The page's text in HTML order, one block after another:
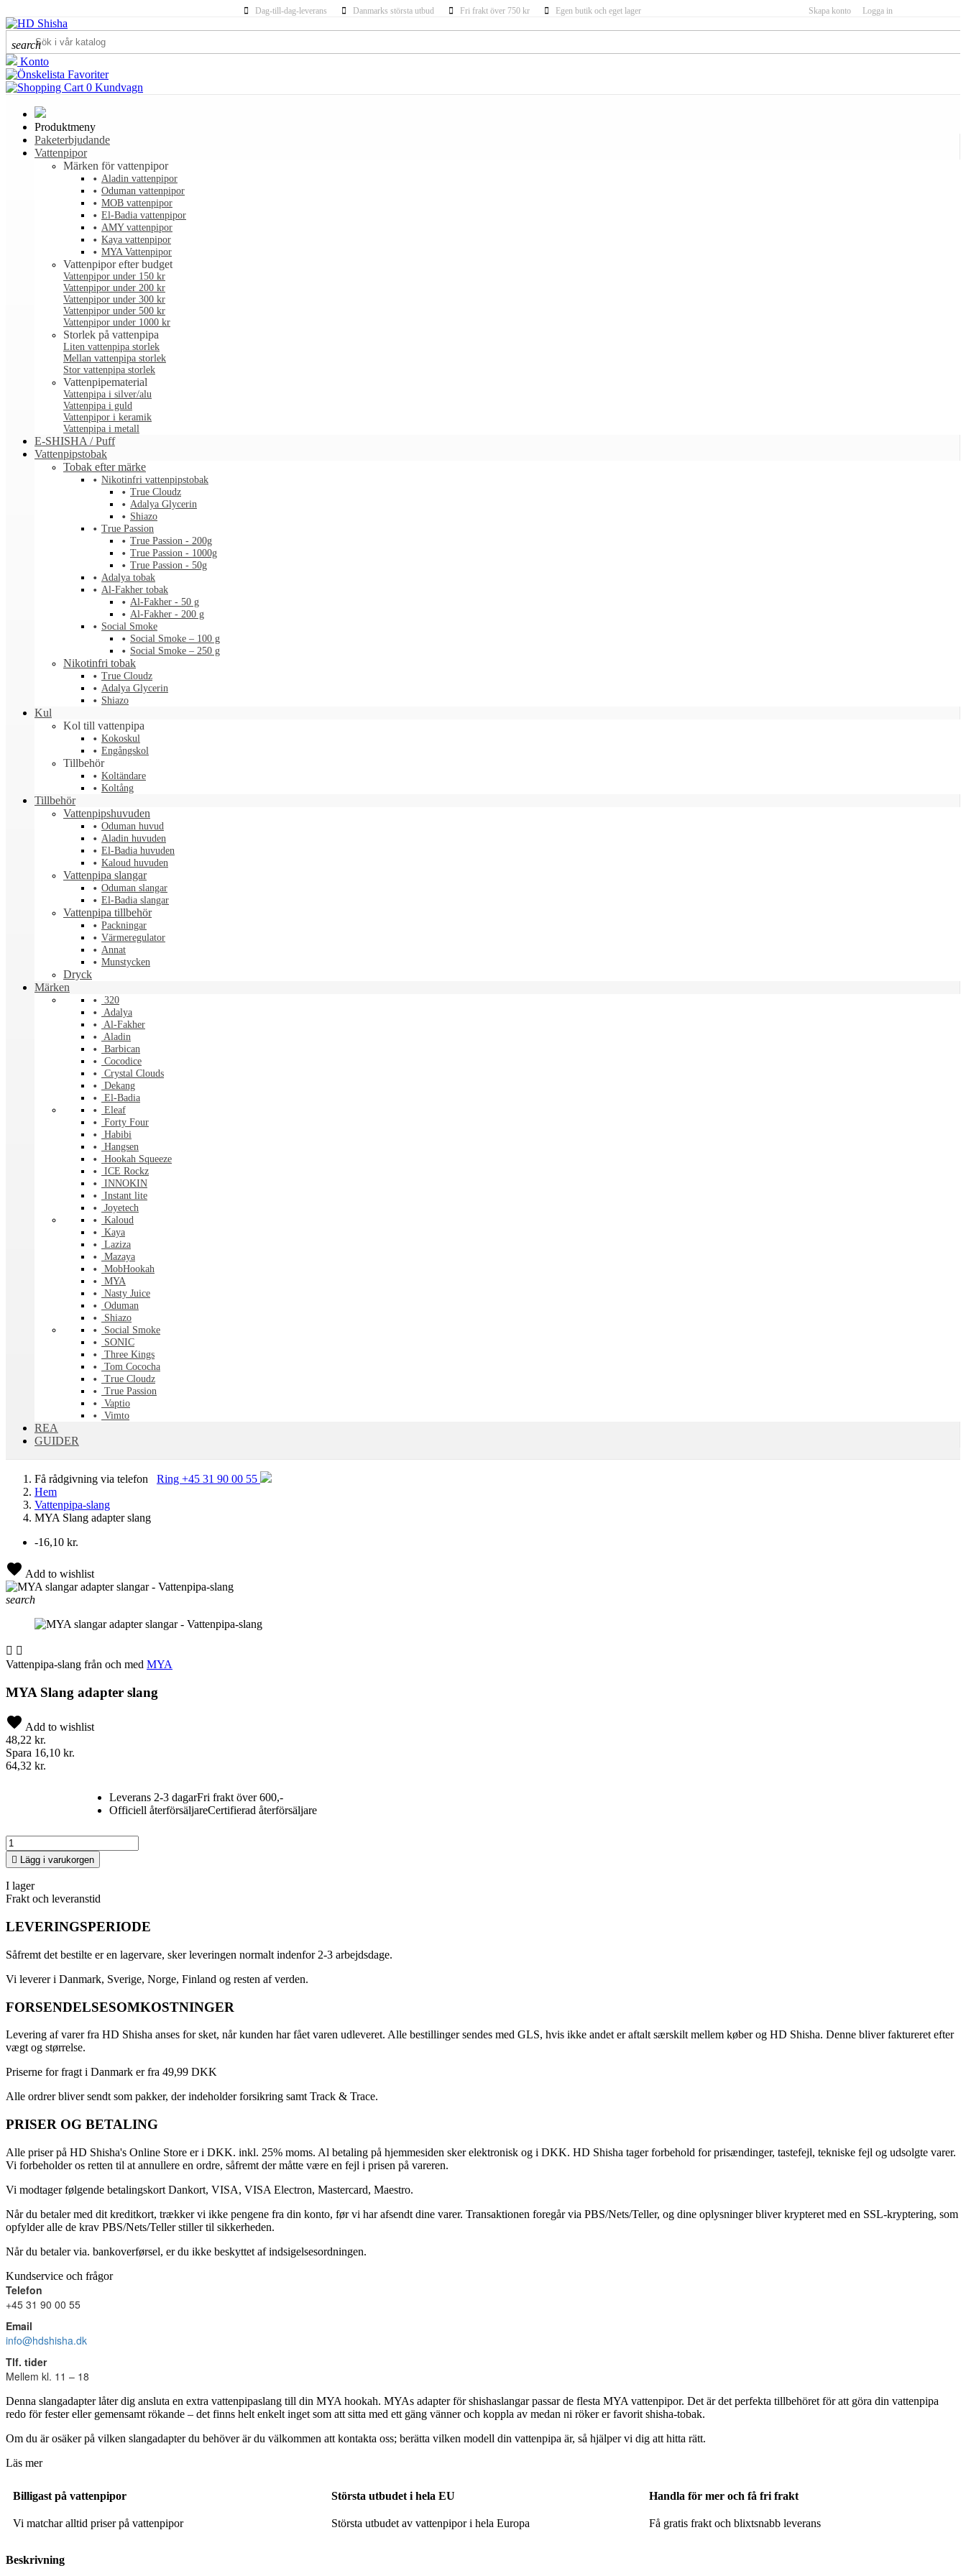
Dag-till-dag-leverans Danmarks största utbud Fri frakt över 750 kr Egen butik och eget lager Skapa konto Logga in
search
Konto
Favoriter
0 Kundvagn
Produktmeny
Paketerbjudande
Vattenpipor
Märken för vattenpipor
Aladin vattenpipor
Oduman vattenpipor
MOB vattenpipor
El-Badia vattenpipor
AMY vattenpipor
Kaya vattenpipor
MYA Vattenpipor
Vattenpipor efter budget
Vattenpipor under 150 kr
Vattenpipor under 200 kr
Vattenpipor under 300 kr
Vattenpipor under 500 kr
Vattenpipor under 1000 kr
Storlek på vattenpipa
Liten vattenpipa storlek
Mellan vattenpipa storlek
Stor vattenpipa storlek
Vattenpipematerial
Vattenpipa i silver/alu
Vattenpipa i guld
Vattenpipor i keramik
Vattenpipa i metall
E-SHISHA / Puff
Vattenpipstobak
Tobak efter märke
Nikotinfri vattenpipstobak
True Cloudz
Adalya Glycerin
Shiazo
True Passion
True Passion - 200g
True Passion - 1000g
True Passion - 50g
Adalya tobak
Al-Fakher tobak
Al-Fakher - 50 g
Al-Fakher - 200 g
Social Smoke
Social Smoke – 100 g
Social Smoke – 250 g
Nikotinfri tobak
True Cloudz
Adalya Glycerin
Shiazo
Kul
Kol till vattenpipa
Kokoskul
Engångskol
Tillbehör
Koltändare
Koltång
Tillbehör
Vattenpipshuvuden
Oduman huvud
Aladin huvuden
El-Badia huvuden
Kaloud huvuden
Vattenpipa slangar
Oduman slangar
El-Badia slangar
Vattenpipa tillbehör
Packningar
Värmeregulator
Annat
Munstycken
Dryck
Märken
320
Adalya
Al-Fakher
Aladin
Barbican
Cocodice
Crystal Clouds
Dekang
El-Badia
Eleaf
Forty Four
Habibi
Hangsen
Hookah Squeeze
ICE Rockz
INNOKIN
Instant lite
Joyetech
Kaloud
Kaya
Laziza
Mazaya
MobHookah
MYA
Nasty Juice
Oduman
Shiazo
Social Smoke
SONIC
Three Kings
Tom Cococha
True Cloudz
True Passion
Vaptio
Vimto
REA
GUIDER
Få rådgivning via telefon
Ring +45 31 90 00 55
Hem
Vattenpipa-slang
MYA Slang adapter slang
-16,10 kr.
Add to wishlist
search
 
Vattenpipa-slang från och med MYA
MYA Slang adapter slang
Add to wishlist
48,22 kr.
Spara 16,10 kr.
64,32 kr.
Leverans 2-3 dagarFri frakt över 600,-
Officiell återförsäljareCertifierad återförsäljare
 Lägg i varukorgen
I lager
Frakt och leveranstid
LEVERINGSPERIODE
Såfremt det bestilte er en lagervare, sker leveringen normalt indenfor 2-3 arbejdsdage.
Vi leverer i Danmark, Sverige, Norge, Finland og resten af verden.
FORSENDELSESOMKOSTNINGER
Levering af varer fra HD Shisha anses for sket, når kunden har fået varen udleveret. Alle bestillinger sendes med GLS, hvis ikke andet er aftalt særskilt mellem køber og HD Shisha. Denne bliver faktureret efter
vægt og størrelse.
Priserne for fragt i Danmark er fra 49,99 DKK
Alle ordrer bliver sendt som pakker, der indeholder forsikring samt Track & Trace.
PRISER OG BETALING
Alle priser på HD Shisha's Online Store er i DKK. inkl. 25% moms. Al betaling på hjemmesiden sker elektronisk og i DKK. HD Shisha tager forbehold for prisændinger, tastefejl, tekniske fejl og udsolgte varer.
Vi forbeholder os retten til at annullere en ordre, såfremt der måtte være en fejl i prisen på vareren.
Vi modtager følgende betalingskort Dankort, VISA, VISA Electron, Mastercard, Maestro.
Når du betaler med dit kreditkort, trækker vi ikke pengene fra din konto, før vi har afsendt dine varer. Transaktionen foregår via PBS/Nets/Teller, og dine oplysninger bliver krypteret med en SSL-kryptering, som
opfylder alle de krav PBS/Nets/Teller stiller til sikkerheden.
Når du betaler via. bankoverførsel, er du ikke beskyttet af indsigelsesordningen.
Kundservice och frågor
Telefon
+45 31 90 00 55
Email
info@hdshisha.dk
Tlf. tider
Mellem kl. 11 – 18
Denna slangadapter låter dig ansluta en extra vattenpipaslang till din MYA hookah. MYAs adapter för shishaslangar passar de flesta MYA vattenpipor. Det är det perfekta tillbehöret för att göra din vattenpipa
redo för fester eller gemensamt rökande – det finns helt enkelt inget som att sitta med ett gäng vänner och koppla av medan ni röker er favorit shisha-tobak.
Om du är osäker på vilken slangadapter du behöver är du välkommen att kontakta oss; berätta vilken modell din vattenpipa är, så hjälper vi dig att hitta rätt.
Läs mer
Billigast på vattenpipor
Vi matchar alltid priser på vattenpipor
Största utbudet i hela EU
Största utbudet av vattenpipor i hela Europa
Handla för mer och få fri frakt
Få gratis frakt och blixtsnabb leverans
Beskrivning